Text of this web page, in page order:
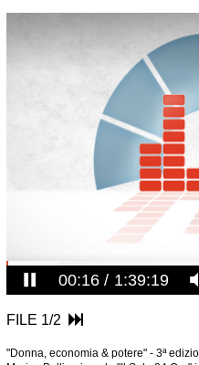
00:17 1:39:19
FILE 1/2
"Donna, economia & potere" - 3ª